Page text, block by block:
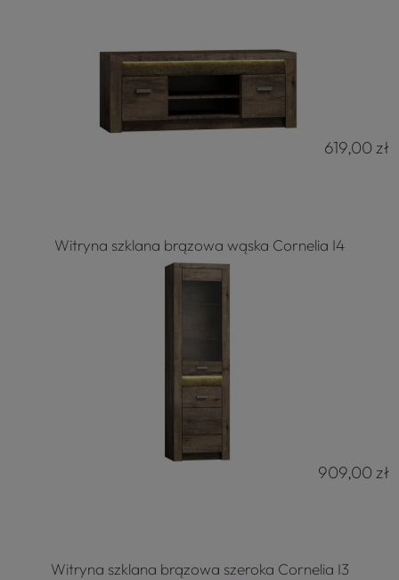
619,00 zł
Witryna szklana brązowa wąska Cornelia I4
909,00 zł
Witryna szklana brązowa szeroka Cornelia I3